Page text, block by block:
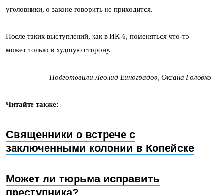
уголовники, о законе говорить не приходится.
После таких выступлений, как в ИК-6, поменяться что-то
может только в худшую сторону.
Подготовили Леонид Виноградов, Оксана Головко
Читайте также:
Священники о встрече с
заключенными колонии в Копейске
Может ли тюрьма исправить
преступника?